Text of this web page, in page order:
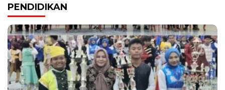
PENDIDIKAN